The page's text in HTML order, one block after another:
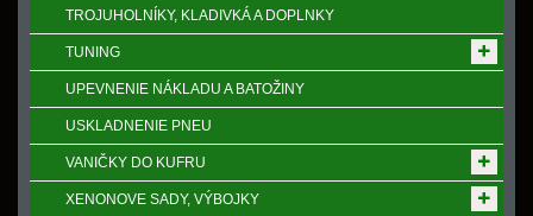
TROJUHOLNÍKY, KLADIVKÁ A DOPLNKY
TUNING
UPEVNENIE NÁKLADU A BATOŽINY
USKLADNENIE PNEU
VANIČKY DO KUFRU
XENONOVE SADY, VÝBOJKY